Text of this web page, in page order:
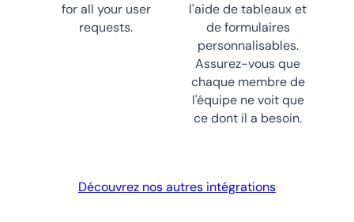
for all your user
requests.
l'aide de tableaux et
de formulaires
personnalisables.
Assurez-vous que
chaque membre de
l'équipe ne voit que
ce dont il a besoin.
Découvrez nos autres intégrations